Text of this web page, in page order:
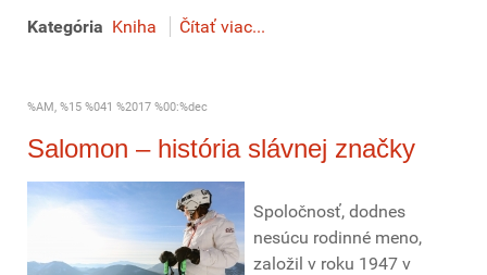
Kategória Kniha Čítať viac...
%AM, %15 %041 %2017 %00:%dec
Salomon – história slávnej značky
Spoločnosť, dodnes
nesúcu rodinné meno,
založil v roku 1947 v